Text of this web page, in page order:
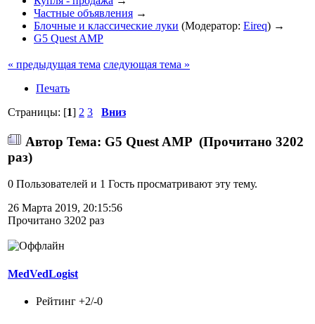
Частные объявления →
Блочные и классические луки (Модератор: Eireq) →
G5 Quest AMP
« предыдущая тема следующая тема »
Печать
Страницы: [1] 2 3 Вниз
Автор Тема: G5 Quest AMP (Прочитано 3202
раз)
0 Пользователей и 1 Гость просматривают эту тему.
26 Марта 2019, 20:15:56
Прочитано 3202 раз
MedVedLogist
Рейтинг +2/-0